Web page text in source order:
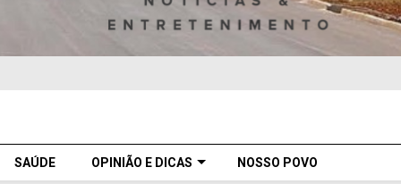
SAÚDE OPINIÃO E DICAS NOSSO POVO